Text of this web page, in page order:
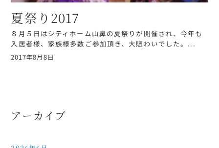
夏祭り2017
８月５日はシティホーム山鼻の夏祭りが開催され、今年も
入居者様、家族様多数ご参加頂き、大賑わいでした。...
2017年8月8日
アーカイブ